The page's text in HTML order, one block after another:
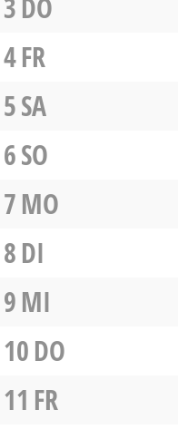
3 DO
4FR
5SA
6SO
7MO
8DI
9MI
10DO
11 FR